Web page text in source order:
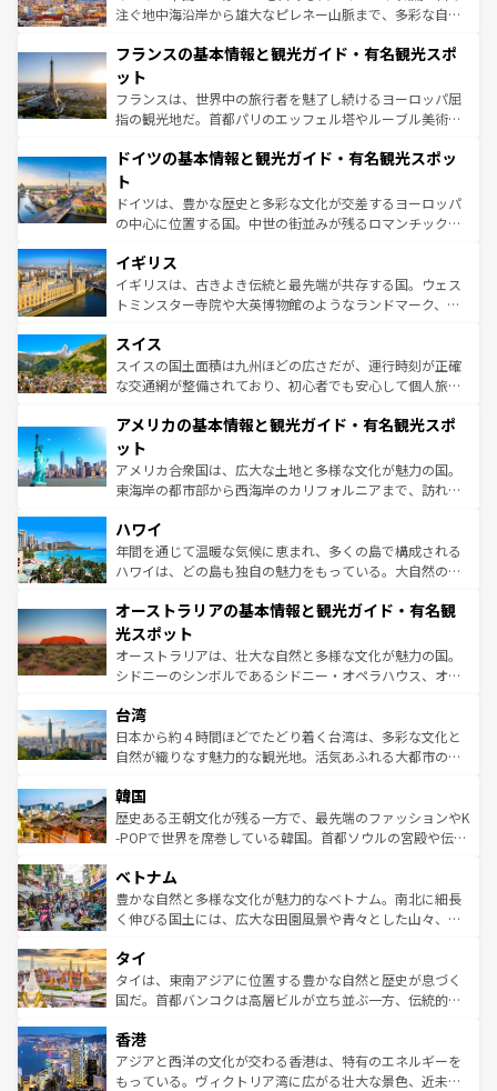
ピザやパスタなど、絶品のイタリア料理を堪能することも
ませてくれるイタリアで、忘れられない旅をしてみよう！
なお、新着のイタリア情報は
しい。
注ぐ地中海沿岸から雄大なピレネー山脈まで、多彩な自然
文化が根付くこの国では、情熱的なフラメンコ、熱気あふ
れる闘牛、そして美味しいタパスが生活の一部となってい
る。首都マドリードの洗練された雰囲気や、バルセロナの
アートに溢れた街角から、地方では古代ローマ遺跡や中世
せる。地方によって風土や気候が異なるスペインはその個
ンテンツ一覧 を参照してほしい。
フランスの基本情報と観光ガイド・有名観光スポ
ット
フランスは、世界中の旅行者を魅了し続けるヨーロッパ屈
指の観光地だ。首都パリのエッフェル塔やルーブル美術館
で、幅広い魅力が詰まっている。華麗な宮殿、歴史的な大
聖堂、美しいビーチ、そして豊かな自然が、訪れる者を心
から魅了する。また、フランスは美食の国としても知ら
れ、フランス料理はユネスコ無形文化遺産にも登録されて
香り高いラベンダー畑など、多彩な楽しみ方が可能だ。さ
らに、パリ以外の地域にも魅力が溢れており、どの街角に
も豊かな歴史と文化が息づいている。パリ以外の個性あふ
を参照してほしい。
ドイツの基本情報と観光ガイド・有名観光スポッ
ト
ドイツは、豊かな歴史と多彩な文化が交差するヨーロッパ
の中心に位置する国。中世の街並みが残るロマンチック街
顔を持つこの国は、どこを歩いても飽きることがない。ベ
ルリンの文化的活気、バイエルン州のアルプスの絶景、そ
してライン川沿いのワイン畑といった風景は必見。ビール
は、お酒好きな人にはぜひ体験してほしい。 なお、新着の
ドイツ情報はコンテンツ一覧を参照してほしい。
イギリス
イギリスは、古きよき伝統と最先端が共存する国。ウェス
トミンスター寺院や大英博物館のようなランドマーク、歴
リアごとに異なる魅力がある。また、優雅なアフタヌーン
ティー、ビール好きにはたまらない英国パブ、サッカー観
戦など、本場だからこそできる体験も豊富。イギリスを旅
ンツ一覧を参照してほしい。
スイス
スイスの国土面積は九州ほどの広さだが、運行時刻が正確
な交通網が整備されており、初心者でも安心して個人旅行
の建物がそのまま残る町や、スイスならではのユニークな
博物館もあり、アルプス観光だけでなく町歩きも満喫する
ことができる。国民の所得が高いため物価も高いが、旅行
者向けの交通パス提供のサービスもあり、うまく活用すれ
着のスイス情報は
アメリカの基本情報と観光ガイド・有名観光スポ
ット
アメリカ合衆国は、広大な土地と多様な文化が魅力の国。
東海岸の都市部から西海岸のカリフォルニアまで、訪れる
のような巨大都市は、観光、ショッピング、エンターテイ
ンメントが詰まった刺激的なスポットだ。一方、アメリカ
西部には大自然が広がり、グランドキャニオンやイエロー
部のニューオーリンズでは、音楽と美食が融合した独特の
文化が魅力。旅行者はアメリカの各地域で異なる魅力を楽
しみながら、その多様性と豊かな歴史を感じることができ
るだろう。車でのロードトリップや列車の旅も、アメリカ
情報は
ハワイ
年間を通じて温暖な気候に恵まれ、多くの島で構成される
ハワイは、どの島も独自の魅力をもっている。大自然の神
ワイ島は見逃せない。また、定番の観光地といえばオアフ
島だが、静かな自然を求めるならマウイ島やカウアイ島が
おすすめ。エメラルドグリーンに輝く海をはじめ、豊かな
文化や歴史が息づいている。「アロハスピリット」と呼ば
人々、おいしいローカルフードやハワイアンミュージッ
ク、伝統的なフラダンスなど、すべてがハワイの魅力を彩
っている。訪れるたびに新しい発見と感動が待っているハ
はコンテンツ一覧
オーストラリアの基本情報と観光ガイド・有名観
光スポット
オーストラリアは、壮大な自然と多様な文化が魅力の国。
シドニーのシンボルであるシドニー・オペラハウス、オー
リアリーフや大陸中央部にそびえるウルル（エアーズロッ
ク）、タスマニアの美しい原生林やケアンズの熱帯雨林な
ど、見どころがたくさん。また、カフェやワイン、オージ
いる。アクティビティも充実しており、サーフィンやダイ
ビング、ハイキングなど、アウトドア好きにはたまらな
い。オーストラリアの多彩な魅力を存分に味わいつくそ
参照してほしい。
台湾
日本から約４時間ほどでたどり着く台湾は、多彩な文化と
自然が織りなす魅力的な観光地。活気あふれる大都市の台
ン）、静ひつな山岳地帯である台湾東部など、都市の喧騒
と山間の静けさが共存しており、訪れる人に新しい発見と
驚きをもたらしてくれる。また、奥深い台湾の食文化も魅
容にもいいと評判のスイーツなど、バラエティ豊かな料理
が味わえる。 なお、新着の台湾情報は コンテンツ一覧を参
照してほしい。
韓国
歴史ある王朝文化が残る一方で、最先端のファッションやK
-POPで世界を席巻している韓国。首都ソウルの宮殿や伝統
き、地方に足を延ばせば四季折々の自然美を楽しむことが
できる。そして、キムチや焼肉、絶品のストリートフード
まで、さまざまな韓国料理が待っている。夜には、韓国な
リティに包まれながら、韓国の多彩な魅力を心ゆくまで味
わってみてほしい。 なお、新着の韓国情報はコンテンツ一
覧を参照してほしい。
ベトナム
豊かな自然と多様な文化が魅力的なベトナム。南北に細長
く伸びる国土には、広大な田園風景や青々とした山々、世
急速な発展と共に伝統が息づく。ハノイの古い町並みやホ
ーチミン市のフランス統治時代の建物も、独特の雰囲気を
醸し出している。また、バラエティの豊かさとおいしさで
とつ。フォーやバインミー、ベトナムコーヒーなどは、ぜ
ひ現地で味わいたい。どの地域を訪れてもあたたかい人々
が旅行者を迎えてくれるので、きっと忘れられない旅にな
タイ
タイは、東南アジアに位置する豊かな自然と歴史が息づく
国だ。首都バンコクは高層ビルが立ち並ぶ一方、伝統的な
の活気が交差している。北部ではチェンマイなどの山岳地
帯で自然と触れ合い、南部ではプーケットやクラビの美し
いビーチでリゾート気分を楽しむことができる。タイ料理
香港
アジアと西洋の文化が交わる香港は、特有のエネルギーを
もっている。ヴィクトリア湾に広がる壮大な景色、近未来